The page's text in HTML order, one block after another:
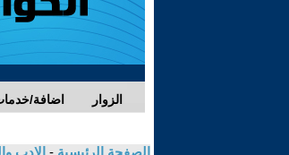
اضافة/ الزوار
الصفحة الرئيسية - الادب